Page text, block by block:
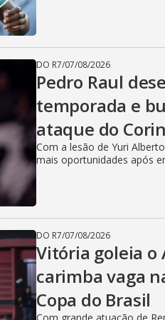
DO R7/07/08/2026
Pedro Raul
temporada e
ataque do
Com a lesão de Yuri
mais oportunidades após
DO R7/07/08/2026
Vitória goleia o
carimba vaga
Copa do Brasil